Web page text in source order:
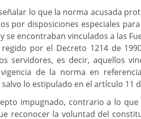
lo que la norma acusada
por disposiciones especiales
se encontraban vinculados a las
por el Decreto 1214 de
servidores, es decir, aquellos
de la norma en
lo estipulado en el artículo 11
impugnado, contrario a lo
reconocer la voluntad del